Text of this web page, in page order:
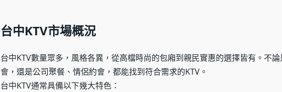
台中KTV市場概況
台中KTV數量眾多，風格各異，從高檔時尚的包廂到親民實惠的選擇皆有。不
會，還是公司聚餐、情侶約會，都能找到符合需求的KTV。
台中KTV通常具備以下幾大特色：